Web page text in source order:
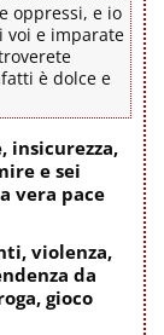
oppressi, e io
voi e imparate
è dolce e
insicurezza,
e sei
vera pace
violenza,
da
gioco